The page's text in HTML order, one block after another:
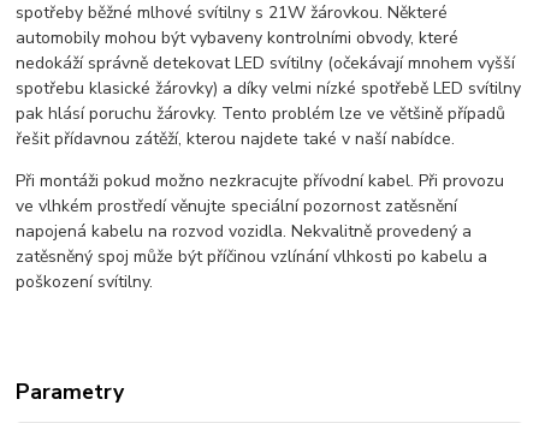
spotřeby běžné mlhové svítilny s 21W žárovkou. Některé
automobily mohou být vybaveny kontrolními obvody, které
nedokáží správně detekovat LED svítilny (očekávají mnohem vyšší
spotřebu klasické žárovky) a díky velmi nízké spotřebě LED svítilny
pak hlásí poruchu žárovky. Tento problém lze ve většině případů
řešit přídavnou zátěží, kterou najdete také v naší nabídce.
Při montáži pokud možno nezkracujte přívodní kabel. Při provozu
ve vlhkém prostředí věnujte speciální pozornost zatěsnění
napojená kabelu na rozvod vozidla. Nekvalitně provedený a
zatěsněný spoj může být příčinou vzlínání vlhkosti po kabelu a
poškození svítilny.
Parametry